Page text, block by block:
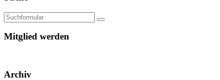
Mitglied werden
Archiv